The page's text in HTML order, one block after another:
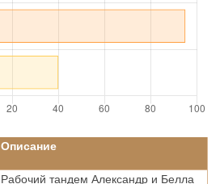
Описание
Рабочий тандем Александр и Белла